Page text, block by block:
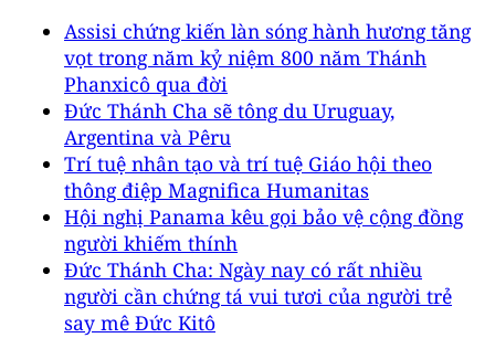
Assisi chứng kiến làn sóng hành hương tăng
vọt trong năm kỷ niệm 800 năm Thánh
Phanxicô qua đời
Đức Thánh Cha sẽ tông du Uruguay,
Argentina và Pêru
Trí tuệ nhân tạo và trí tuệ Giáo hội theo
thông điệp Magnifica Humanitas
Hội nghị Panama kêu gọi bảo vệ cộng đồng
người khiếm thính
Đức Thánh Cha: Ngày nay có rất nhiều
người cần chứng tá vui tươi của người trẻ
say mê Đức Kitô